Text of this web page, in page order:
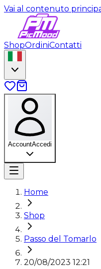
Vai al contenuto
ShopOrdiniContatti
AccountAccedi
Home
Shop
Passo del Tomarlo
20/08/2023 12:21